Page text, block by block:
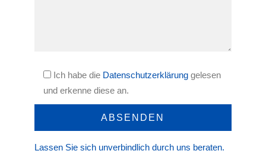
Ich habe die Datenschutzerklärunggelesen
und erkenne diese an.
Lassen Sie sich unverbindlich durch uns beraten.